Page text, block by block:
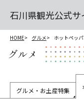
石川県観光公式サ
HOME グルメ ホットペッ
グルメ
グルメ・お土産特集